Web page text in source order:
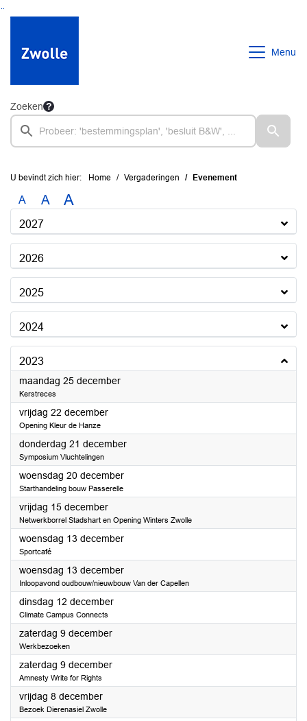
Ga naar de inhoud van deze pagina
Ga naar het zoeken
Ga naar het menu
Menu
Zoeken
U bevindt zich hier: Home Vergaderingen Evenement
A A A
2027
2026
2025
2024
2023
maandag 25 december2023
Kerstreces
vrijdag 22 december2023
Opening Kleur de Hanze
donderdag 21 december2023
Symposium Vluchtelingen
woensdag 20 december2023
Starthandeling bouw Passerelle
vrijdag 15 december2023
Netwerkborrel Stadshart en Opening Winters Zwolle
woensdag 13 december2023
Sportcafé
woensdag 13 december2023
Inloopavond oudbouw/nieuwbouw Van der Capellen
dinsdag 12 december2023
Climate Campus Connects
zaterdag 9 december2023
Werkbezoeken
zaterdag 9 december2023
Amnesty Write for Rights
vrijdag 8 december2023
Bezoek Dierenasiel Zwolle